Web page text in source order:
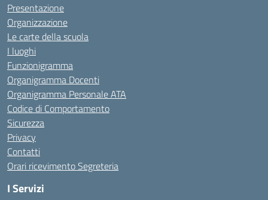
Presentazione
Organizzazione
Le carte della scuola
I luoghi
Funzionigramma
Organigramma Docenti
Organigramma Personale ATA
Codice di Comportamento
Sicurezza
Privacy
Contatti
Orari ricevimento Segreteria
I Servizi